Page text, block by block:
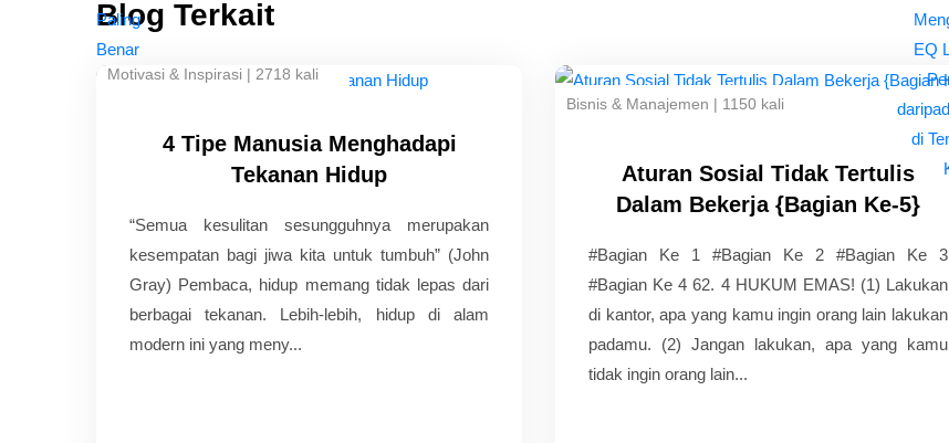
Blog Terkait
Motivasi & Inspirasi | 2718 kali
4 Tipe Manusia Menghadapi
Tekanan Hidup
“Semua kesulitan sesungguhnya merupakan
kesempatan bagi jiwa kita untuk tumbuh” (John
Gray) Pembaca, hidup memang tidak lepas dari
berbagai tekanan. Lebih-lebih, hidup di alam
modern ini yang meny...
Bisnis & Manajemen | 1150 kali
Aturan Sosial Tidak Tertulis
Dalam Bekerja {Bagian Ke-5}
#Bagian Ke 1 #Bagian Ke 2 #Bagian Ke 3
#Bagian Ke 4 62. 4 HUKUM EMAS! (1) Lakukan
di kantor, apa yang kamu ingin orang lain lakukan
padamu. (2) Jangan lakukan, apa yang kamu
tidak ingin orang lain...